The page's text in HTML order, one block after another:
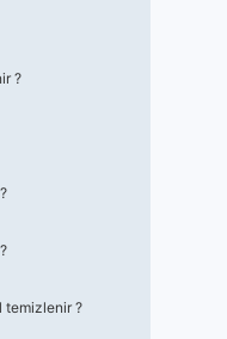
?
temizlenir ?